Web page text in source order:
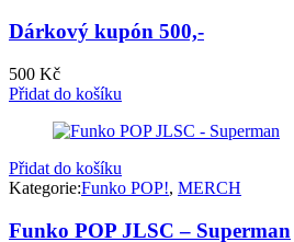
Dárkový kupón 500,-
500 Kč
Přidat do košíku
Přidat do košíku
Kategorie:Funko POP!, MERCH
Funko POP JLSC – Superman